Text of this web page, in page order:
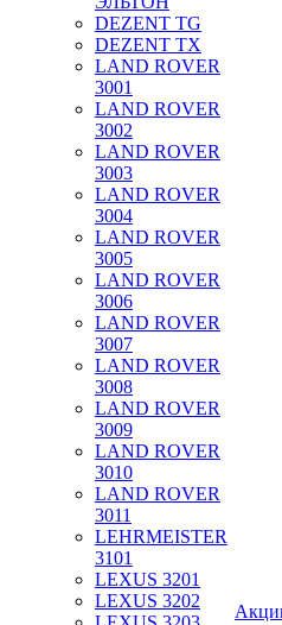
DEZENT TG
DEZENT TX
LAND ROVER
3001
LAND ROVER
3002
LAND ROVER
3003
LAND ROVER
3004
LAND ROVER
3005
LAND ROVER
3006
LAND ROVER
3007
LAND ROVER
3008
LAND ROVER
3009
LAND ROVER
3010
LAND ROVER
3011
LEHRMEISTER
3101
LEXUS 3201
LEXUS 3202